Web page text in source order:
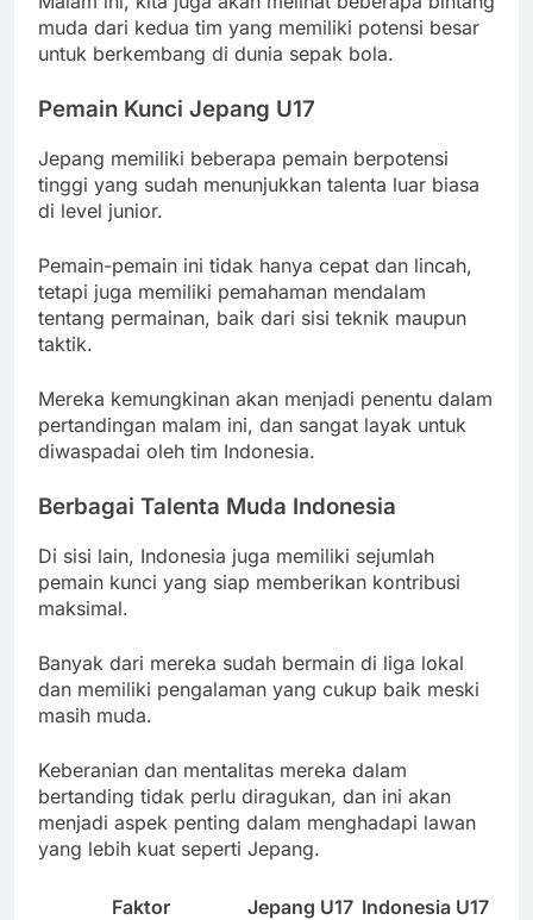
muda dari kedua tim yang memiliki potensi besar
untuk berkembang di dunia sepak bola.
Pemain Kunci Jepang U17
Jepang memiliki beberapa pemain berpotensi
tinggi yang sudah menunjukkan talenta luar biasa
di level junior.
Pemain-pemain ini tidak hanya cepat dan lincah,
tetapi juga memiliki pemahaman mendalam
tentang permainan, baik dari sisi teknik maupun
taktik.
Mereka kemungkinan akan menjadi penentu dalam
pertandingan malam ini, dan sangat layak untuk
diwaspadai oleh tim Indonesia.
Berbagai Talenta Muda Indonesia
Di sisi lain, Indonesia juga memiliki sejumlah
pemain kunci yang siap memberikan kontribusi
maksimal.
Banyak dari mereka sudah bermain di liga lokal
dan memiliki pengalaman yang cukup baik meski
masih muda.
Keberanian dan mentalitas mereka dalam
bertanding tidak perlu diragukan, dan ini akan
menjadi aspek penting dalam menghadapi lawan
yang lebih kuat seperti Jepang.
Faktor Jepang U17 Indonesia U17